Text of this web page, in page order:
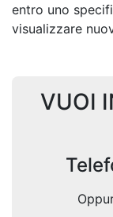
entro uno
visualizzare
VUOI